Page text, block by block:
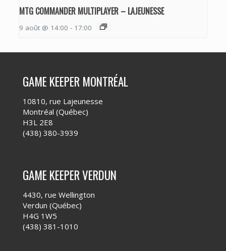
MTG COMMANDER MULTIPLAYER – LAJEUNESSE
9 août @ 14:00 - 17:00
GAME KEEPER MONTRÉAL
10810, rue Lajeunesse
Montréal (Québec)
H3L 2E8
(438) 380-3939
GAME KEEPER VERDUN
4430, rue Wellington
Verdun (Québec)
H4G 1W5
(438) 381-1010